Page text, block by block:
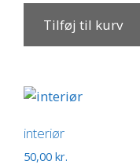
Tilføj til kurv
interiør
50,00 kr.